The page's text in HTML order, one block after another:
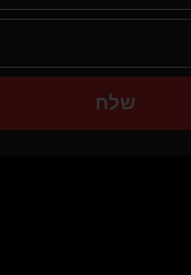
שלח